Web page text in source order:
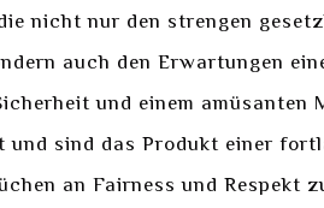
nicht nur den strengen
auch den Erwartungen
und einem
und sind das Produkt einer
an Fairness und Respekt